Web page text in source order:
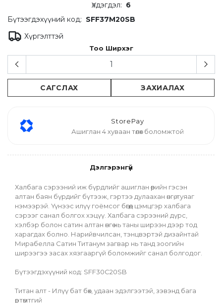
Үлдэгдэл: 6
Бүтээгдэхүүний код: SFF37M20SB
Хүргэлттэй
Тоо Ширхэг
САГСЛАХ ЗАХИАЛАХ
StorePay
Ашиглан 4 хуваан төлөх боломжтой
Дэлгэрэнгүй
Халбага сэрээний иж бүрдлийг ашиглан өөрийн гэсэн
алтан баян бүрдийг бүтээж, гэртээ дулаахан өнгө, туяаг
нэмээрэй. Үүнээс илүү гоёмсог бөгөөд цэмцгэр халбага
сэрээг санал болгох хэцүү. Халбага сэрээний дүрс,
хэлбэр болон сатин алтан өнгө нь таны ширээн дээр тод
харагдах болно. Нарийвчилсан, тэнцвэртэй дизайнтай
Мирабелла Сатин Титанум загвар нь танд зоогийн
ширээгээ засах хязгааргүй боломжийг санал болгодог.
Бүтээгдэхүүний код: SFF30C20SB
Титан алт - Илүү бат бөх, удаан эдэлгээтэй, зэвэнд бага
өртөмтгий